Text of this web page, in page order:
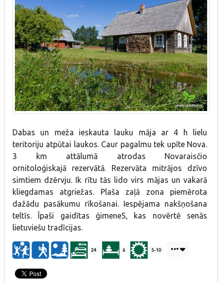
Dabas un meža ieskauta lauku māja ar 4 h lielu
teritoriju atpūtai laukos. Caur pagalmu tek upīte Nova.
3 km attālumā atrodas Novaraisčio
ornitoloģiskajā rezervātā. Rezervāta mitrājos dzīvo
simtiem dzērvju. Ik rītu tās lido virs mājas un vakarā
kliegdamas atgriežas. Plaša zaļā zona piemērota
dažādu pasākumu rīkošanai. Iespējama nakšņošana
teltīs. Īpaši gaidītas ģimeneS, kas novērtē senās
lietuviešu tradīcijas.
24 6 5-10